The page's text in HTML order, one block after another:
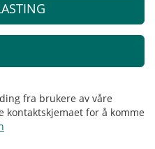
fra brukere av våre
kontaktskjemaet for å komme